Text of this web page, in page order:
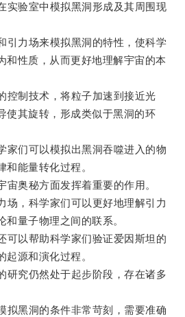
验室中模拟黑洞形成及其周围现
力场来模拟黑洞的特性，使科学
和性质，从而更好地理解宇宙的本
制技术，将粒子加速到接近光
使其旋转，形成类似于黑洞的环
们可以模拟出黑洞吞噬进入的物
和能量转化过程。
奥秘方面发挥着重要的作用。
，科学家们可以更好地理解引力
和量子物理之间的联系。
以帮助科学家们验证爱因斯坦的
起源和演化过程。
究仍然处于起步阶段，存在诸多
黑洞的条件非常苛刻，需要准确